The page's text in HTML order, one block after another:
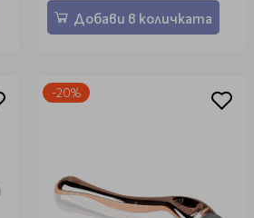
Добави в количката
-20%